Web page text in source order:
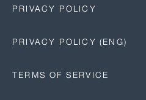
PRIVACY POLICY
PRIVACY POLICY (ENG)
TERMS OF SERVICE